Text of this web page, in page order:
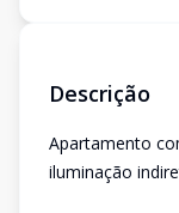
Descrição
Apartamento
iluminação